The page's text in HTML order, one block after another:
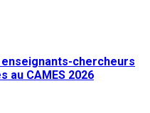
enseignants-chercheurs
CAMES 2026